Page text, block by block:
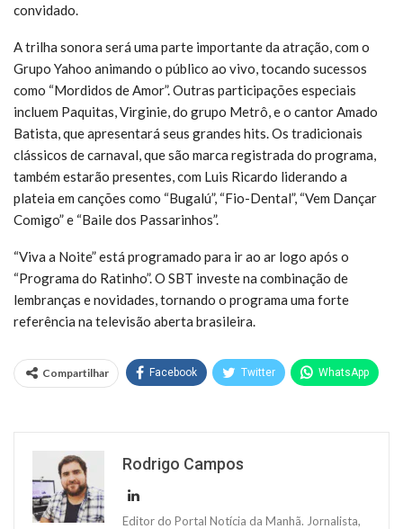
convidado.
A trilha sonora será uma parte importante da atração, com o
Grupo Yahoo animando o público ao vivo, tocando sucessos
como “Mordidos de Amor”. Outras participações especiais
incluem Paquitas, Virginie, do grupo Metrô, e o cantor Amado
Batista, que apresentará seus grandes hits. Os tradicionais
clássicos de carnaval, que são marca registrada do programa,
também estarão presentes, com Luis Ricardo liderando a
plateia em canções como “Bugalú”, “Fio-Dental”, “Vem Dançar
Comigo” e “Baile dos Passarinhos”.
“Viva a Noite” está programado para ir ao ar logo após o
“Programa do Ratinho”. O SBT investe na combinação de
lembranças e novidades, tornando o programa uma forte
referência na televisão aberta brasileira.
Compartilhar Facebook Twitter WhatsApp
Rodrigo Campos
Editor do Portal Notícia da Manhã. Jornalista,